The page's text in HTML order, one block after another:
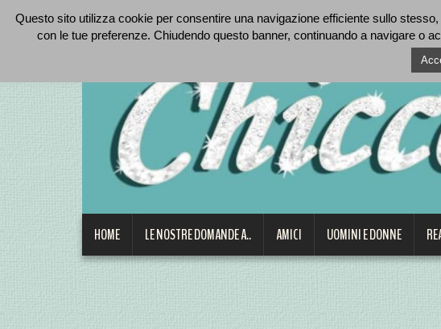
HOME LE NOSTRE DOMANDE A.. AMICI UOMINI E DONNE
Questo sito utilizza cookie per consentire una navigazione efficiente sullo
con le tue preferenze. Chiudendo questo banner, continuando a navigare o